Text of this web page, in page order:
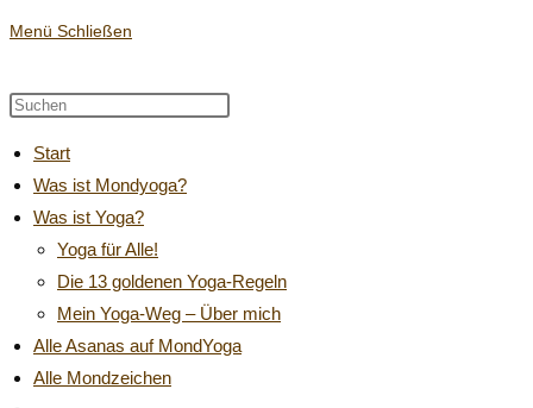
Suche
Menü Schließen
Diese
durchsuchen
panel.
Start
Was ist Mondyoga?
Was ist Yoga?
Yoga für Alle!
Die 13 goldenen Yoga-Regeln
Mein Yoga-Weg – Über mich
Alle Asanas auf MondYoga
Alle Mondzeichen